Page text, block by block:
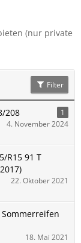
(nur private
Filter
208
1
4. November 2024
R15 91 T
22. Oktober 2021
Sommerreifen
18. Mai 2021